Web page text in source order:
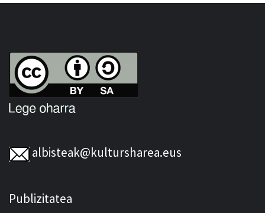
albisteak@kultursharea.eus
Publizitatea